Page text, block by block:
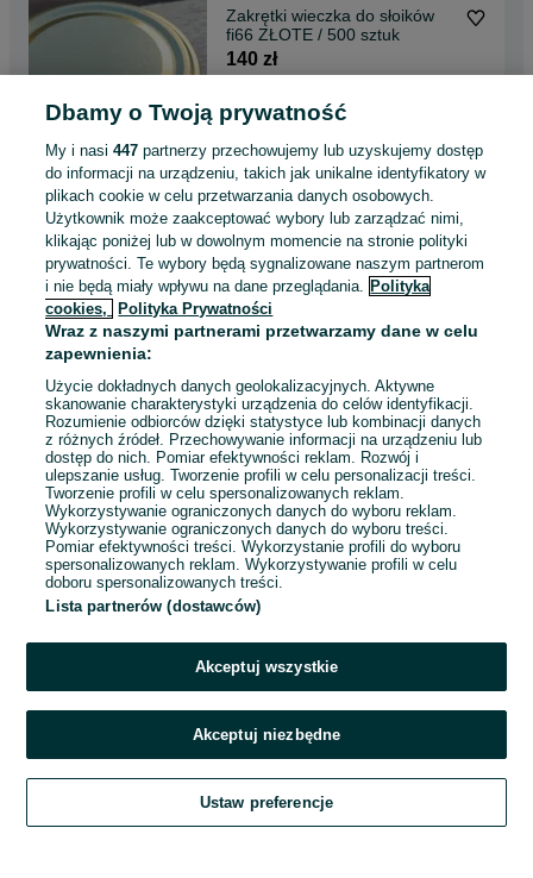
Zakrętki wieczka do słoików
fi66 ZŁOTE / 500 sztuk
140 zł
Łódź, Górna
Zakrętki wieczka do słoików
fi53 CZARNE / 100 sztuk
27 zł
Łódź, Górna
Odświeżono dnia 31 lipca 2026
1 2 3 ... 7
Zadzwoń / SMS
Szukaj Obserwujesz Dodaj Czat Konto
Dbamy o Twoją prywatność
My i nasi447 partnerzy przechowujemy lub uzyskujemy dostęp
do informacji na urządzeniu, takich jak unikalne identyfikatory w
plikach cookie w celu przetwarzania danych osobowych.
Użytkownik może zaakceptować wybory lub zarządzać nimi,
klikając poniżej lub w dowolnym momencie na stronie polityki
prywatności. Te wybory będą sygnalizowane naszym partnerom
i nie będą miały wpływu na dane przeglądania. Polityka
cookies,
Polityka Prywatności
Wraz z naszymi partnerami przetwarzamy dane w celu
zapewnienia:
Użycie dokładnych danych geolokalizacyjnych. Aktywne
skanowanie charakterystyki urządzenia do celów identyfikacji.
Rozumienie odbiorców dzięki statystyce lub kombinacji danych
z różnych źródeł. Przechowywanie informacji na urządzeniu lub
dostęp do nich. Pomiar efektywności reklam. Rozwój i
ulepszanie usług. Tworzenie profili w celu personalizacji treści.
Tworzenie profili w celu spersonalizowanych reklam.
Wykorzystywanie ograniczonych danych do wyboru reklam.
Wykorzystywanie ograniczonych danych do wyboru treści.
Pomiar efektywności treści. Wykorzystanie profili do wyboru
spersonalizowanych reklam. Wykorzystywanie profili w celu
doboru spersonalizowanych treści.
Lista partnerów (dostawców)
Akceptuj wszystkie
Akceptuj niezbędne
Ustaw preferencje